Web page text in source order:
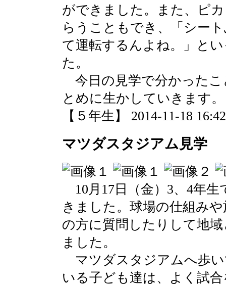
ができました。また、ピ
らうこともでき、「シー
て運転するんよね。」と
た。
今日の見学で分かったこ
とめに生かしていきます。
【５年生】 2014-11-18
マツダスタジアム見学
10月17日（金）3、4年
きました。球場の仕組み
の方に質問したりして地
ました。
マツダスタジアムへ歩
いる子ども達は、よく試